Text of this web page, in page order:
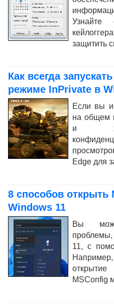
Узнайте
защитить
Как всегда
режиме InPrivate в
Если вы
на общем
и
Edge для
8 способов открыть
Windows 11
Вы
11, с
Например,
MSConfig